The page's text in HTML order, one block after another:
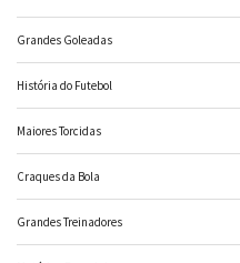
Grandes Goleadas
História do Futebol
Maiores Torcidas
Craques da Bola
Grandes Treinadores